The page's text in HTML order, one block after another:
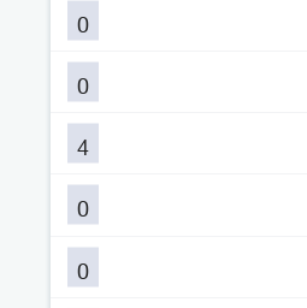
0
0
4
0
0